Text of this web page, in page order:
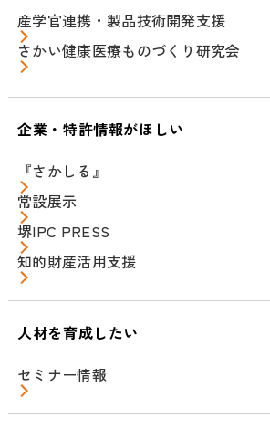
産学官連携・製品技術開発支援
さかい健康医療ものづくり研究会
企業・特許情報がほしい
『さかしる』
常設展示
堺IPC PRESS
知的財産活用支援
人材を育成したい
セミナー情報